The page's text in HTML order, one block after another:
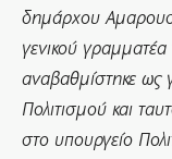
δημάρχου
γενικού
αναβαθμίστηκε ως
Πολιτισμού και
στο υπουργείο